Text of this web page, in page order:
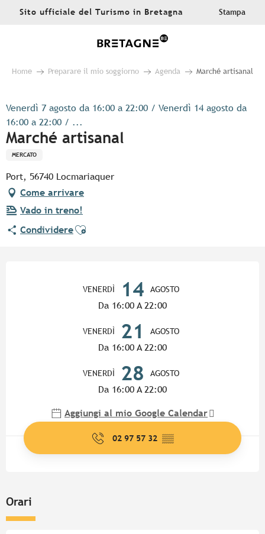
AllerSito ufficiale del Turismo in Bretagna Stampa
Home Preparare il mio soggiorno Agenda Marché artisanal
Venerdì 7 agosto da 16:00 a 22:00 / Venerdì 14 agosto da
16:00 a 22:00 / ...
Marché artisanal
MERCATO
Port, 56740 Locmariaquer
Come arrivare
Vado in treno!
CondividereAjouter aux favoris
VENERDÌ 14 AGOSTO
Da 16:00 A 22:00
VENERDÌ 21 AGOSTO
Da 16:00 A 22:00
VENERDÌ 28 AGOSTO
Da 16:00 A 22:00
Aggiungi al mio Google Calendar
02 97 57 32 ▒▒
Orari